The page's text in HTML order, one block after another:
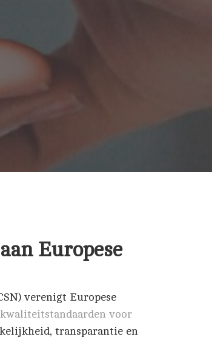
Europese
verenigt Europese
voor
transparantie en